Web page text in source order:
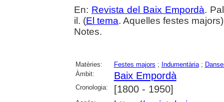
En: Revista del Baix Empordà.
il. (El tema. Aquelles festes
Notes.
Matèries: Festes majors ; Indumentària;
Àmbit:
Baix Empordà
Cronologia: [1800 - 1950]